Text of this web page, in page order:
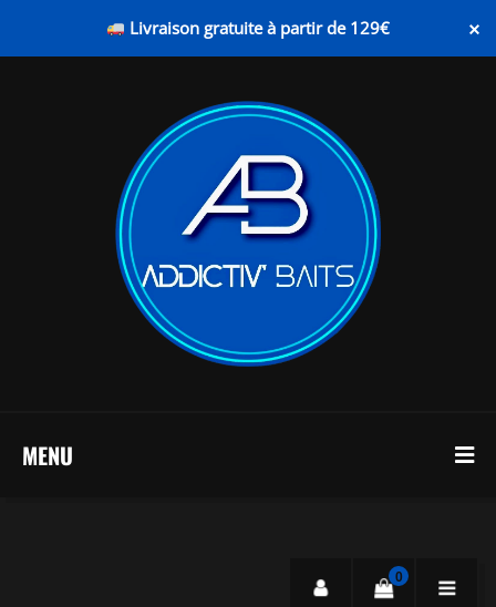
Livraison gratuite à partir de 129€ ×
MENU
0